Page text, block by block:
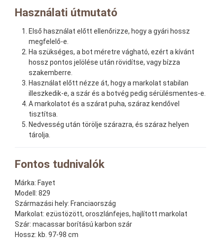
Használati útmutató
Első használat előtt ellenőrizze, hogy a gyári hossz
megfelelő-e.
Ha szükséges, a bot méretre vágható, ezért a kívánt
hossz pontos jelölése után rövidítse, vagy bízza
szakemberre.
Használat előtt nézze át, hogy a markolat stabilan
illeszkedik-e, a szár és a botvég pedig sérülésmentes-e.
A markolatot és a szárat puha, száraz kendővel
tisztítsa.
Nedvesség után törölje szárazra, és száraz helyen
tárolja.
Fontos tudnivalók
Márka: Fayet
Modell: 829
Származási hely: Franciaország
Markolat: ezüstözött, oroszlánfejes, hajlított markolat
Szár: macassar borítású karbon szár
Hossz: kb. 97-98 cm